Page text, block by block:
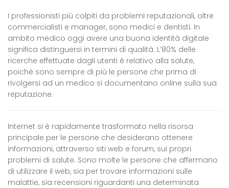
I professionisti più colpiti da problemi reputazionali, oltre
commercialisti e manager, sono medici e dentisti. In
ambito medico oggi avere una buona identità digitale
significa distinguersi in termini di qualità. L’80% delle
ricerche effettuate dagli utenti è relativo alla salute,
poiché sono sempre di più le persone che prima di
rivolgersi ad un medico si documentano online sulla sua
reputazione.
Internet si è rapidamente trasformato nella risorsa
principale per le persone che desiderano ottenere
informazioni, attraverso siti web e forum, sui propri
problemi di salute. Sono molte le persone che affermano
di utilizzare il web, sia per trovare informazioni sulle
malattie, sia recensioni riguardanti una determinata